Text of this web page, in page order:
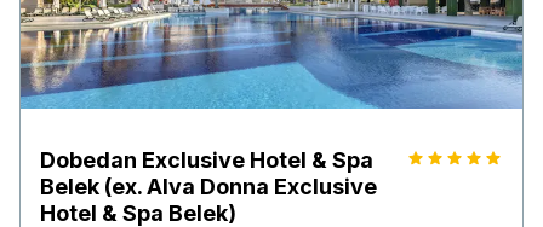
Dobedan Exclusive Hotel & Spa
Belek (ex. Alva Donna Exclusive
Hotel & Spa Belek)